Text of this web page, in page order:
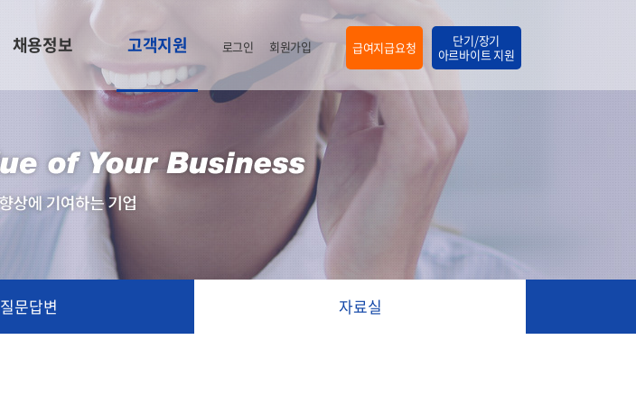
채용정보 고객지원 로그인 회원가입 급여지급요청
단기/장기
아르바이트 지원
질문답변 자료실